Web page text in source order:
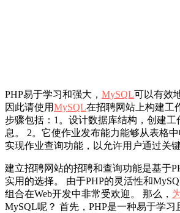
PHP易于学习和强大， MySQL可以有效
因此请使用MySQL在招聘网站上构建工
步骤包括：1。设计数据库结构，创建工
息。 2。它使作业发布能力能够从表格
实现作业查询功能，以允许用户通过关
建立招聘网站的招聘和查询功能是基于
实用的选择。 由于PHP的灵活性和
组合在Web开发中非常受欢迎。 那么，
MySQL呢？ 首先，PHP是一种易于学习